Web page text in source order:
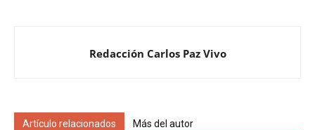
Redacción Carlos Paz Vivo
Artículo relacionados Más del autor